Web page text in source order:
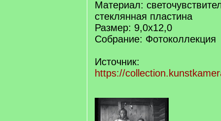
Материал:
стеклянная пластина
Размер: 9,0х12,0
Собрание: Фотоколлекция
Источник:
https://